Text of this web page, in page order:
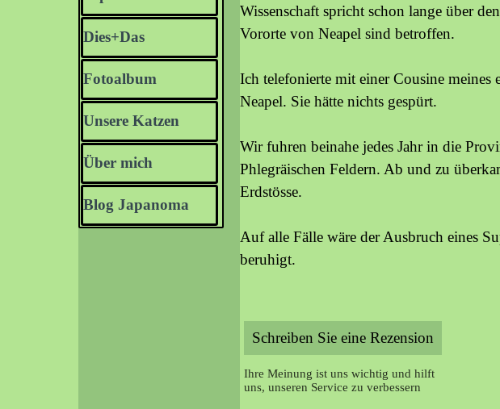
Dies+Das
Fotoalbum
Unsere Katzen
Über mich
Blog Japanoma
Wissenschaft spricht schon lange über
Vororte von Neapel sind betroffen.
Ich telefonierte mit einer Cousine
Neapel. Sie hätte nichts gespürt.
Wir fuhren beinahe jedes Jahr in die
Phlegräischen Feldern. Ab und zu
Erdstösse.
Auf alle Fälle wäre der Ausbruch eines
beruhigt.
Ihre Meinung ist uns wichtig und hilft
uns, unseren Service zu verbessern